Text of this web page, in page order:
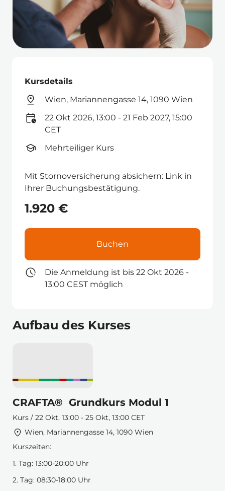
Kursdetails
Wien, Mariannengasse 14, 1090 Wien
22 Okt 2026, 13:00 - 21 Feb 2027, 15:00
CET
Mehrteiliger Kurs
Mit Stornoversicherung absichern: Link in
Ihrer Buchungsbestätigung.
1.920 €
Buchen
Die Anmeldung ist bis 22 Okt 2026 -
13:00 CEST möglich
Aufbau des Kurses
CRAFTA® Grundkurs Modul 1
Kurs / 22 Okt, 13:00 - 25 Okt, 13:00 CET
Wien, Mariannengasse 14, 1090 Wien
Kurszeiten:
1. Tag: 13:00-20:00 Uhr
2. Tag: 08:30-18:00 Uhr